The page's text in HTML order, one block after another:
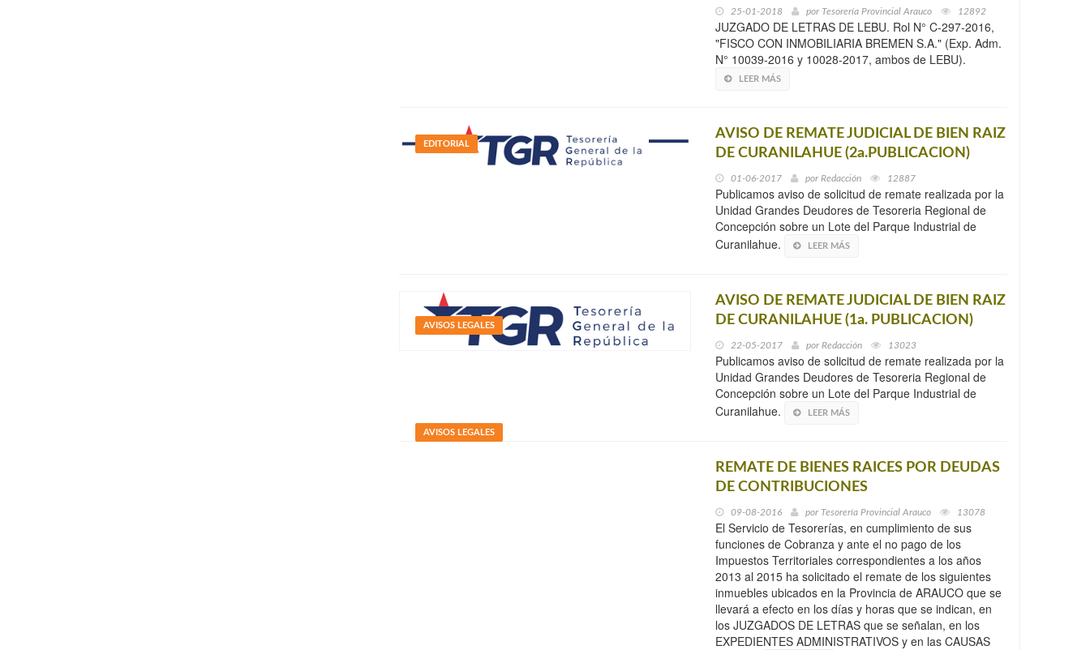
25-01-2018 por Tesorería Provincial Arauco 12892
JUZGADO DE LETRAS DE LEBU. Rol N° C-297-2016,
"FISCO CON INMOBILIARIA BREMEN S.A." (Exp. Adm.
N° 10039-2016 y 10028-2017, ambos de LEBU).
LEER MÁS
EDITORIAL
AVISO DE REMATE JUDICIAL DE BIEN RAIZ
DE CURANILAHUE (2a.PUBLICACION)
01-06-2017 por Redacción 12887
Publicamos aviso de solicitud de remate realizada por la
Unidad Grandes Deudores de Tesoreria Regional de
Concepción sobre un Lote del Parque Industrial de
Curanilahue.
LEER MÁS
AVISOS LEGALES
AVISO DE REMATE JUDICIAL DE BIEN RAIZ
DE CURANILAHUE (1a. PUBLICACION)
22-05-2017 por Redacción 13023
Publicamos aviso de solicitud de remate realizada por la
Unidad Grandes Deudores de Tesoreria Regional de
Concepción sobre un Lote del Parque Industrial de
Curanilahue.
LEER MÁS
AVISOS LEGALES
REMATE DE BIENES RAICES POR DEUDAS
DE CONTRIBUCIONES
09-08-2016 por Tesorería Provincial Arauco 13078
El Servicio de Tesorerías, en cumplimiento de sus
funciones de Cobranza y ante el no pago de los
Impuestos Territoriales correspondientes a los años
2013 al 2015 ha solicitado el remate de los siguientes
inmuebles ubicados en la Provincia de ARAUCO que se
llevará a efecto en los días y horas que se indican, en
los JUZGADOS DE LETRAS que se señalan, en los
EXPEDIENTES ADMINISTRATIVOS y en las CAUSAS